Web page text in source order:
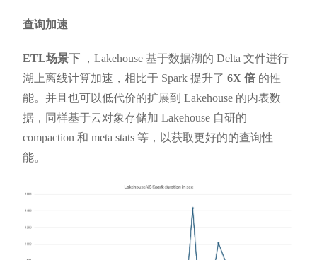
查询加速
ETL场景下 ，Lakehouse 基于数据湖的 Delta 文件进行
湖上离线计算加速，相比于 Spark 提升了 6X 倍 的性
能。并且也可以低代价的扩展到 Lakehouse 的内表数
据，同样基于云对象存储加 Lakehouse 自研的
compaction 和 meta stats 等，以获取更好的的查询性
能。